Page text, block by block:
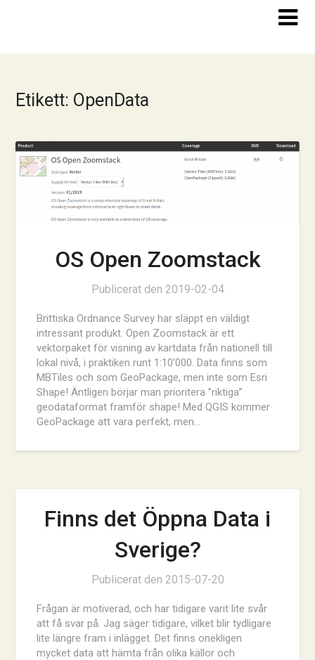
Etikett: OpenData
OS Open Zoomstack
Publicerat den 2019-02-04
Brittiska Ordnance Survey har släppt en väldigt
intressant produkt. Open Zoomstack är ett
vektorpaket för visning av kartdata från nationell till
lokal nivå, i praktiken runt 1:10’000. Data finns som
MBTiles och som GeoPackage, men inte som Esri
Shape! Äntligen börjar man prioritera ”riktiga”
geodataformat framför shape! Med QGIS kommer
GeoPackage att vara perfekt, men…
Finns det Öppna Data i
Sverige?
Publicerat den 2015-07-20
Frågan är motiverad, och har tidigare varit lite svår
att få svar på. Jag säger tidigare, vilket blir tydligare
lite längre fram i inlägget. Det finns onekligen
mycket data att hämta från olika källor och